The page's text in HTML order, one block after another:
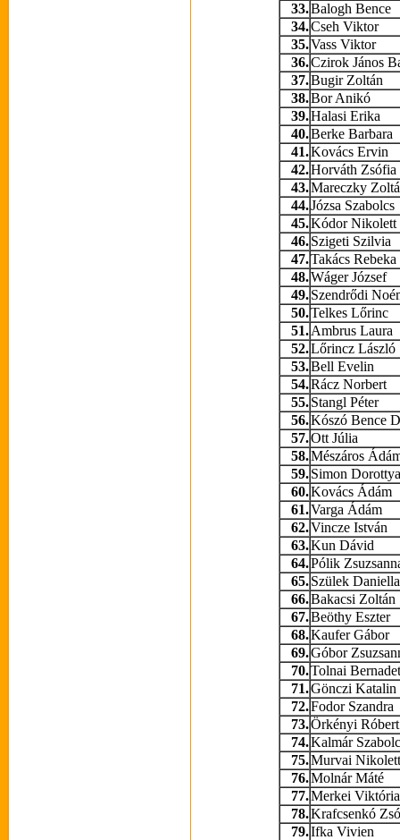
33.Balogh Bence
34.Cseh Viktor
35.Vass Viktor
36.Czirok János
37.Bugir Zoltán
38.Bor Anikó
39.Halasi Erika
40.Berke Barbara
41.Kovács Ervin
42.Horváth Zsófia
43.Mareczky
44.Józsa Szabolcs
45.Kódor Nikolett
46. Szigeti Szilvia
47.Takács Rebeka
48.Wáger József
49. Szendrődi
50.Telkes Lőrinc
51. Ambrus Laura
52.Lőrincz László
53.Bell Evelin
54.Rácz Norbert
55. Stangl Péter
56.Kószó Bence
57.Ott Júlia
58.Mészáros
59. Simon Dorottya
60.Kovács Ádám
61.Varga Ádám
62.Vincze István
63.Kun Dávid
64.Pólik
65. Szülek Daniella
66.Bakacsi Zoltán
67.Beöthy Eszter
68.Kaufer Gábor
69.Góbor
70.Tolnai
71.Gönczi Katalin
72.Fodor Szandra
73.Örkényi
74.Kalmár
75.Murvai
76.Molnár Máté
77.Merkei Viktória
78.Krafcsenkó
79.Ifka Vivien